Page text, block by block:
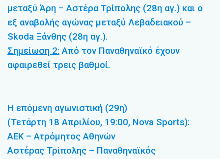
μεταξύ Άρη – Αστέρα Τρίπολης (28η αγ.) και ο
εξ αναβολής αγώνας μεταξύ Λεβαδειακού –
Skoda Ξάνθης (28η αγ.).
Σημείωση 2: Από τον Παναθηναϊκό έχουν
αφαιρεθεί τρεις βαθμοί.
Η επόμενη αγωνιστική (29η)
(Τετάρτη 18 Απριλίου, 19:00, Nova Sports):
ΑΕΚ – Ατρόμητος Αθηνών
Αστέρας Τρίπολης – Παναθηναϊκός